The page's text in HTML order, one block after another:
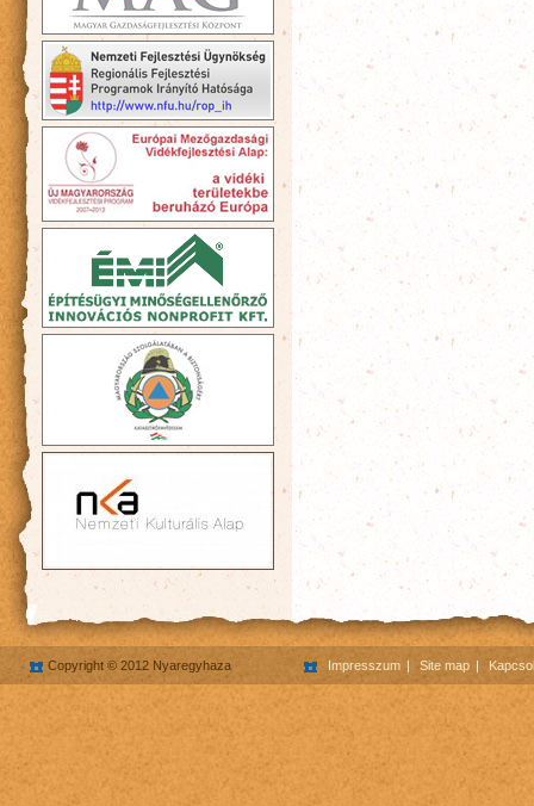
Copyright © 2012 Nyaregyhaza Impresszum Site map